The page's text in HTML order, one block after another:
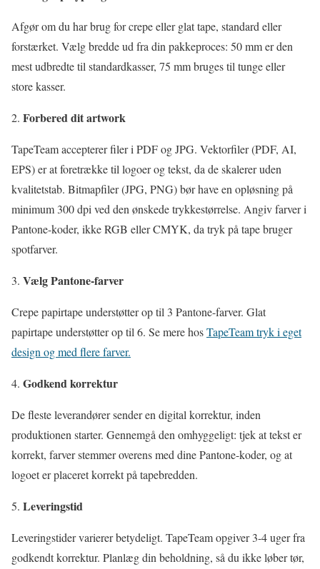
Afgør om du har brug for crepe eller glat tape, standard eller
forstærket. Vælg bredde ud fra din pakkeproces: 50 mm er den
mest udbredte til standardkasser, 75 mm bruges til tunge eller
store kasser.
Forbered dit artwork
TapeTeam accepterer filer i PDF og JPG. Vektorfiler (PDF, AI,
EPS) er at foretrække til logoer og tekst, da de skalerer uden
kvalitetstab. Bitmapfiler (JPG, PNG) bør have en opløsning på
minimum 300 dpi ved den ønskede trykkestørrelse. Angiv farver i
Pantone-koder, ikke RGB eller CMYK, da tryk på tape bruger
spotfarver.
Vælg Pantone-farver
Crepe papirtape understøtter op til 3 Pantone-farver. Glat
papirtape understøtter op til 6. Se mere hosTapeTeam tryk i eget
design og med flere farver.
Godkend korrektur
De fleste leverandører sender en digital korrektur, inden
produktionen starter. Gennemgå den omhyggeligt: tjek at tekst er
korrekt, farver stemmer overens med dine Pantone-koder, og at
logoet er placeret korrekt på tapebredden.
Leveringstid
Leveringstider varierer betydeligt. TapeTeam opgiver 3-4 uger fra
godkendt korrektur. Planlæg din beholdning, så du ikke løber tør,